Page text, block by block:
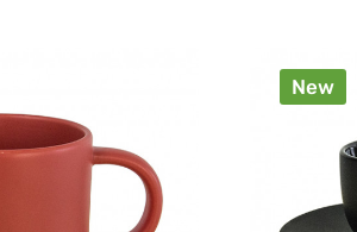
New